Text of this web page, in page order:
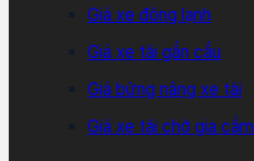
Giá xe đông lạnh
Giá xe tải gắn cẩu
Giá bửng nâng xe tải
Giá xe tải chở gia cầm